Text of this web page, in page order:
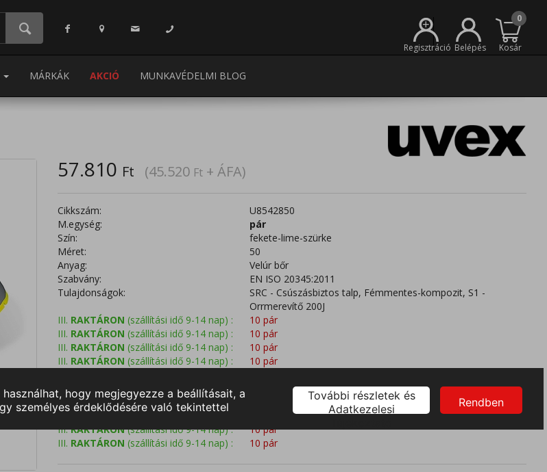
+
Regisztráció Belépés
0
Kosár
MÁRKÁK AKCIÓ MUNKAVÉDELMI BLOG
57.810 Ft (45.520 Ft + ÁFA)
Cikkszám:
U8542850
M.egység:
pár
Szín:
fekete-lime-szürke
Méret:
50
Anyag:
Velúr bőr
Szabvány:
EN ISO 20345:2011
Tulajdonságok:
SRC - Csúszásbiztos talp, Fémmentes-kompozit, S1 -
Orrmerevítő 200J
III. RAKTÁRON (szállítási idő 9-14 nap) :
10 pár
III. RAKTÁRON (szállítási idő 9-14 nap) :
10 pár
III. RAKTÁRON (szállítási idő 9-14 nap) :
10 pár
III. RAKTÁRON (szállítási idő 9-14 nap) :
10 pár
III. RAKTÁRON (szállítási idő 9-14 nap) :
III.RAKTÁRON(szállítási idő 9-14 nap) :
III. RAKTÁRON(szállítási idő 9-14 nap) :
III.RAKTÁRON(szállítási idő 9-14 nap) :
10 pár
III. RAKTÁRON (szállítási idő 9-14 nap) : 10 pár